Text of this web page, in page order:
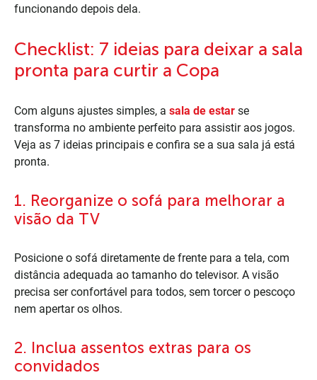
funcionando depois dela.
Checklist: 7 ideias para deixar a sala
pronta para curtir a Copa
Com alguns ajustes simples, a sala de estar se
transforma no ambiente perfeito para assistir aos jogos.
Veja as 7 ideias principais e confira se a sua sala já está
pronta.
1. Reorganize o sofá para melhorar a
visão da TV
Posicione o sofá diretamente de frente para a tela, com
distância adequada ao tamanho do televisor. A visão
precisa ser confortável para todos, sem torcer o pescoço
nem apertar os olhos.
2. Inclua assentos extras para os
convidados